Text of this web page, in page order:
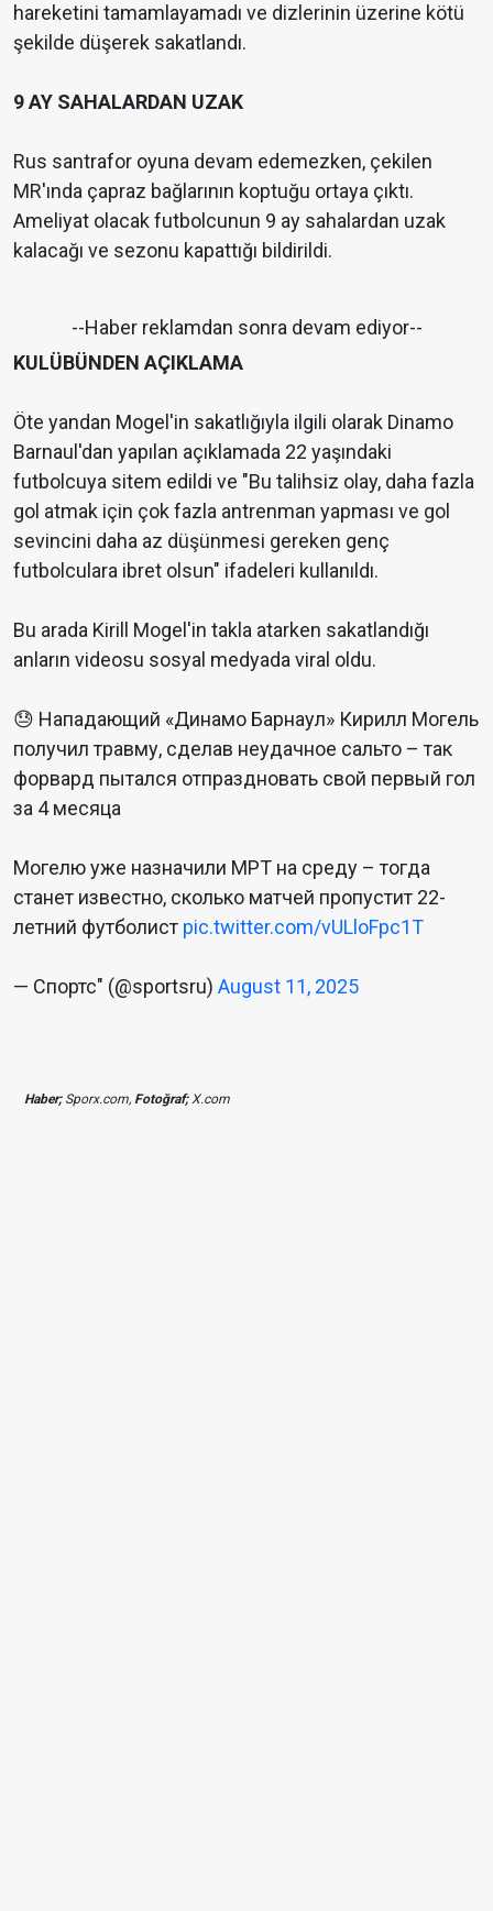
hareketini tamamlayamadı ve dizlerinin üzerine kötü
şekilde düşerek sakatlandı.
9 AY SAHALARDAN UZAK
Rus santrafor oyuna devam edemezken, çekilen
MR'ında çapraz bağlarının koptuğu ortaya çıktı.
Ameliyat olacak futbolcunun 9 ay sahalardan uzak
kalacağı ve sezonu kapattığı bildirildi.
--Haber reklamdan sonra devam ediyor--
KULÜBÜNDEN AÇIKLAMA
Öte yandan Mogel'in sakatlığıyla ilgili olarak Dinamo
Barnaul'dan yapılan açıklamada 22 yaşındaki
futbolcuya sitem edildi ve "Bu talihsiz olay, daha fazla
gol atmak için çok fazla antrenman yapması ve gol
sevincini daha az düşünmesi gereken genç
futbolculara ibret olsun" ifadeleri kullanıldı.
Bu arada Kirill Mogel'in takla atarken sakatlandığı
anların videosu sosyal medyada viral oldu.
😓 Нападающий «Динамо Барнаул» Кирилл Могель
получил травму, сделав неудачное сальто – так
форвард пытался отпраздновать свой первый гол
за 4 месяца
Могелю уже назначили МРТ на среду – тогда
станет известно, сколько матчей пропустит 22-
летний футболист pic.twitter.com/vULloFpc1T
— Спортс" (@sportsru) August 11, 2025
Haber;Sporx.com, Fotoğraf;X.com